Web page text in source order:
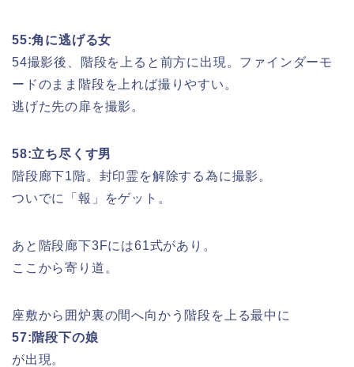
55:角に逃げる女
54撮影後、階段を上ると前方に出現。ファインダーモ
ードのまま階段を上れば撮りやすい。
逃げた先の扉を撮影。
58:立ち尽くす男
階段廊下1階。封印霊を解除する為に撮影。
ついでに「報」をゲット。
あと階段廊下3Fには61式があり。
ここから寄り道。
座敷から囲炉裏の間へ向かう階段を上る最中に
57:階段下の娘
が出現。